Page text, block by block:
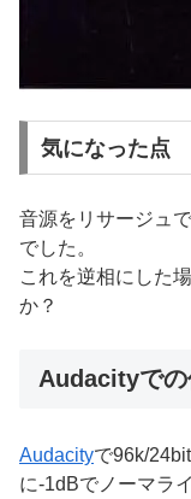
気になった点
音源をリサージュ
でした。
これを逆相にした
か？
Audacityでの
Audacityで96k/
に-1dBでノーマラ